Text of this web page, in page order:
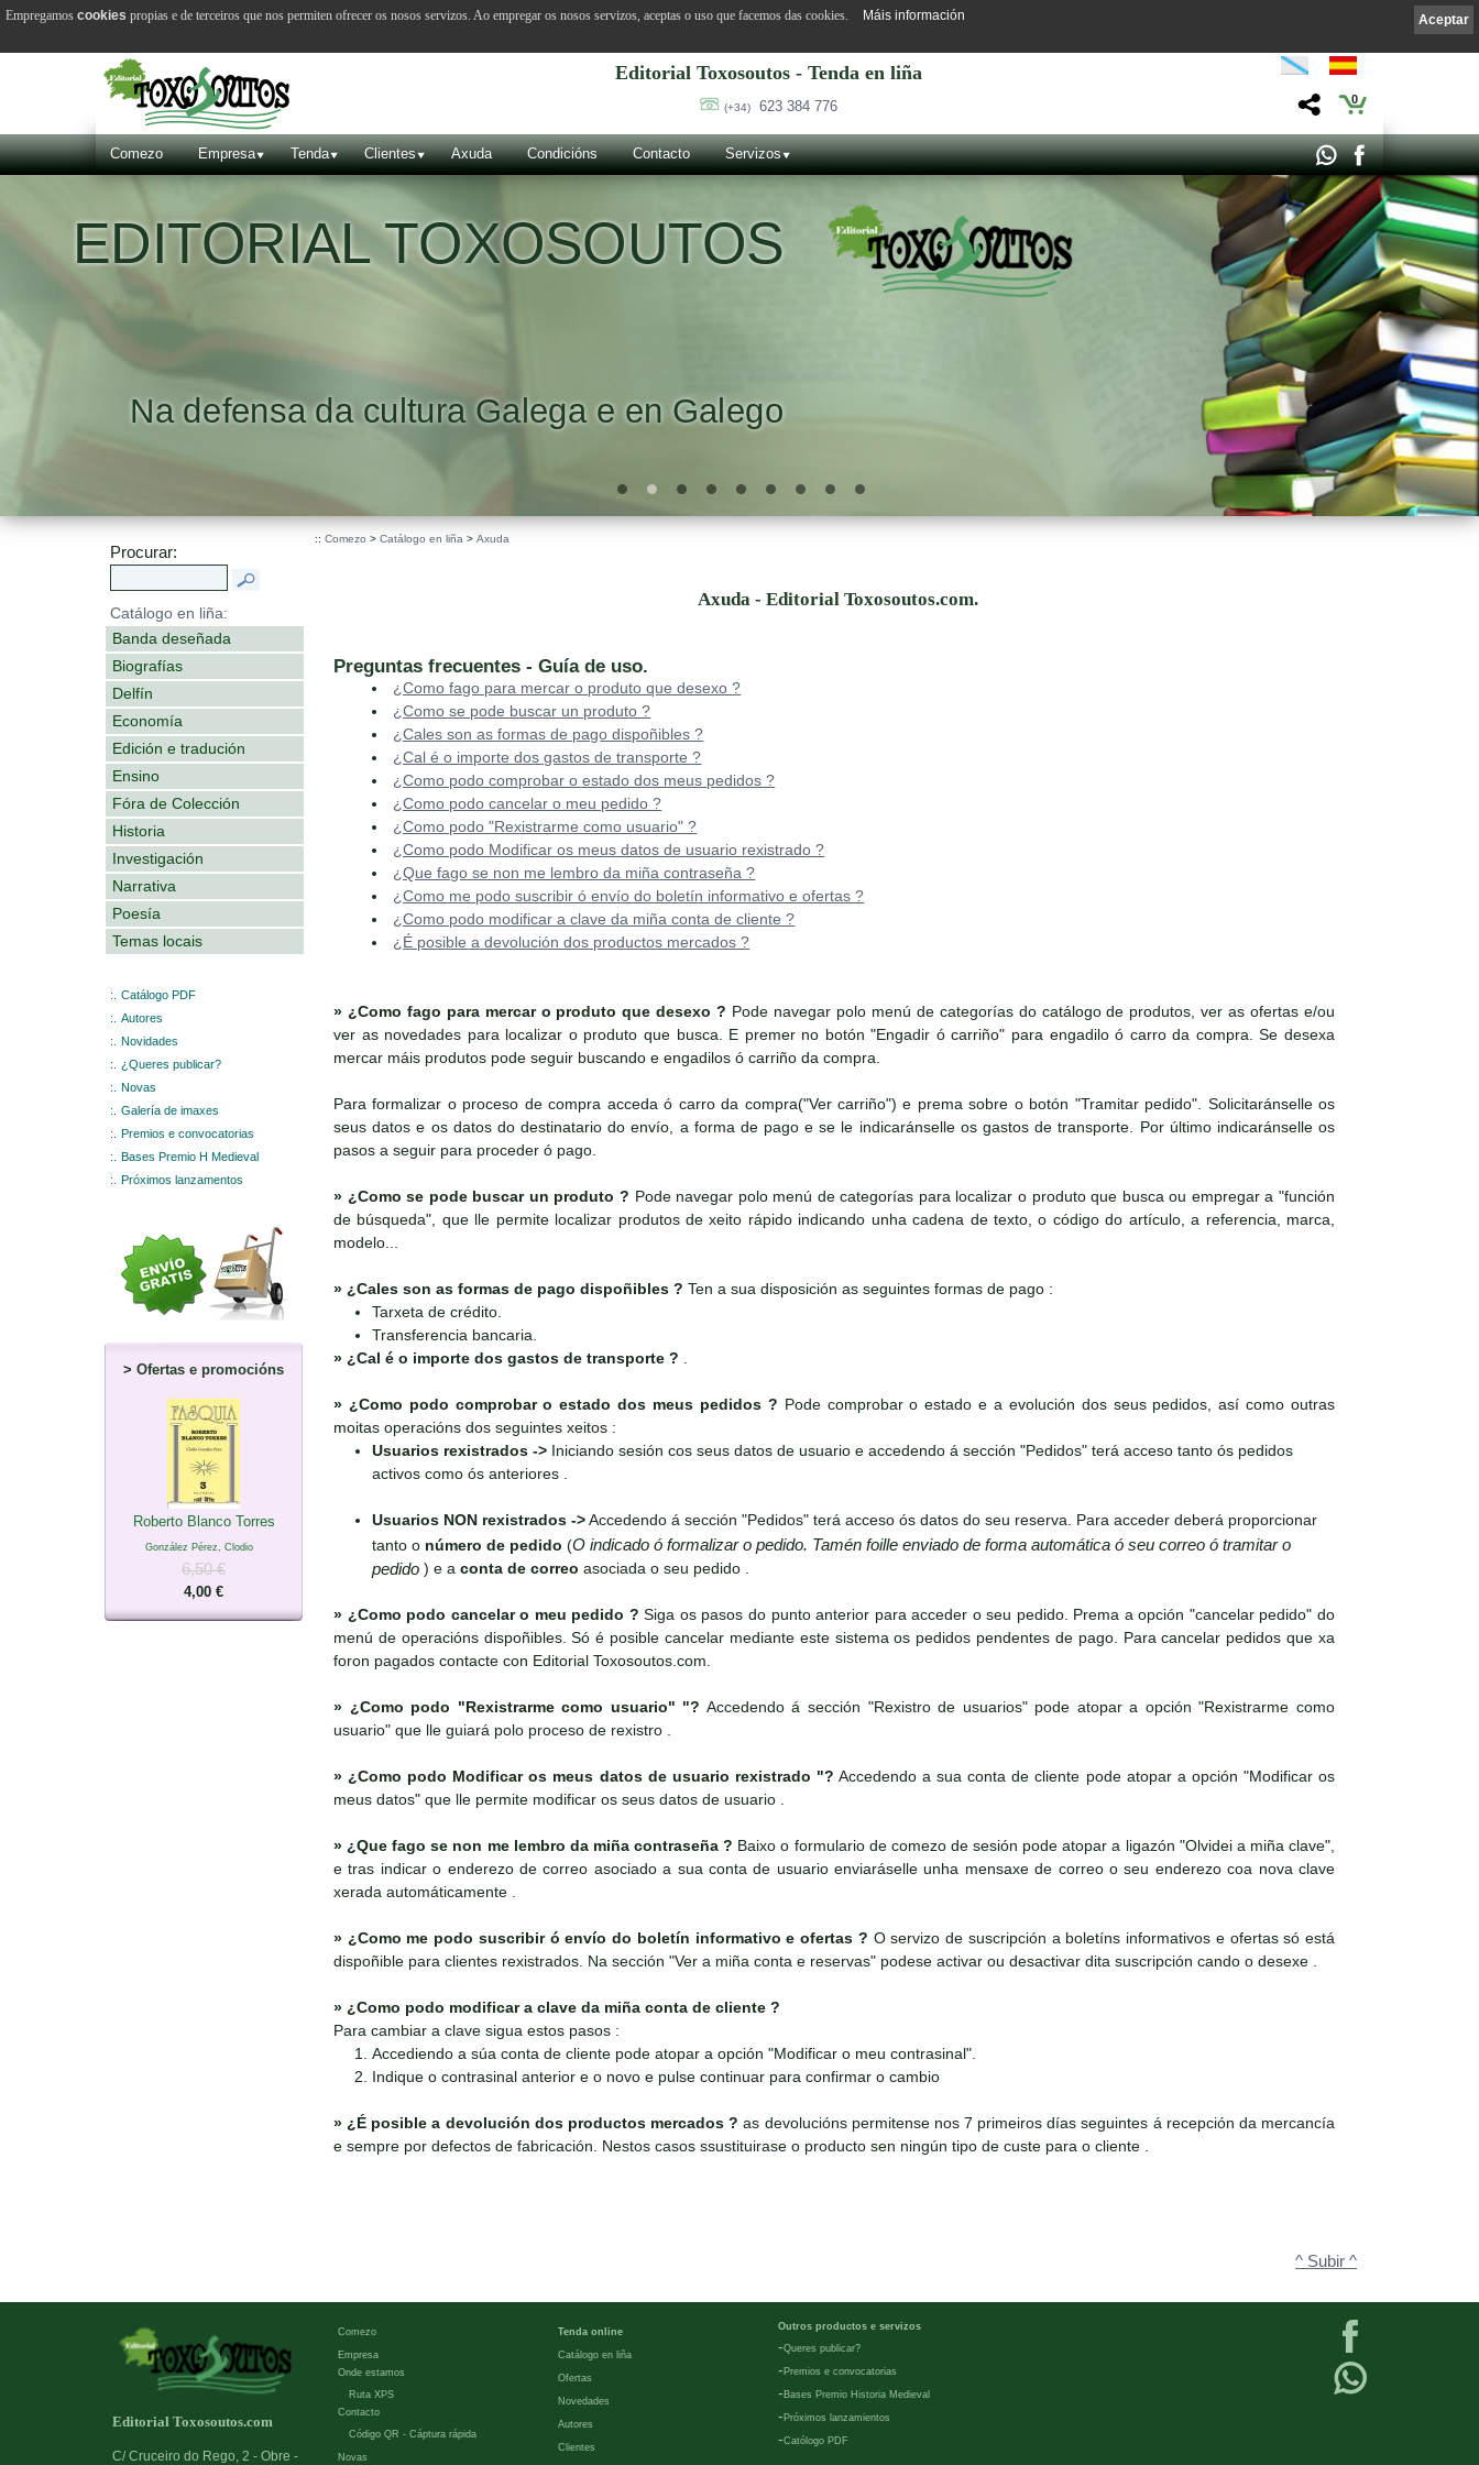
Editorial Toxosoutos - Tenda en liña
(+34) 623 384 776 0
Comezo Empresa Tenda Clientes Axuda Condicións Contacto Servizos
EDITORIAL TOXOSOUTOS
Na defensa da cultura Galega e en Galego
Procurar:
Catálogo en liña:
Banda deseñada
Biografías
Delfín
Economía
Edición e tradución
Ensino
Fóra de Colección
Historia
Investigación
Narrativa
Poesía
Temas locais
:.
Catálogo PDF
:.
Autores
:.
Novidades
:.
¿Queres publicar?
:.
Novas
:.
Galería de imaxes
:.
Premios e convocatorias
:.
Bases Premio H Medieval
:.
Próximos lanzamentos
> Ofertas e promocións
Roberto Blanco Torres
González Pérez, Clodio
6,50 €
4,00 €
:: Comezo > Catálogo en liña > Axuda
Axuda - Editorial Toxosoutos.com.
Preguntas frecuentes - Guía de uso.
¿Como fago para mercar o produto que desexo ?
¿Como se pode buscar un produto ?
¿Cales son as formas de pago dispoñibles ?
¿Cal é o importe dos gastos de transporte ?
¿Como podo comprobar o estado dos meus pedidos ?
¿Como podo cancelar o meu pedido ?
¿Como podo "Rexistrarme como usuario" ?
¿Como podo Modificar os meus datos de usuario rexistrado ?
¿Que fago se non me lembro da miña contraseña ?
¿Como me podo suscribir ó envío do boletín informativo e ofertas ?
¿Como podo modificar a clave da miña conta de cliente ?
¿É posible a devolución dos productos mercados ?
» ¿Como fago para mercar o produto que desexo ? Pode navegar polo menú de categorías do catálogo de produtos, ver as ofertas e/ou
ver as novedades para localizar o produto que busca. E premer no botón "Engadir ó carriño" para engadilo ó carro da compra. Se desexa
mercar máis produtos pode seguir buscando e engadilos ó carriño da compra.
Para formalizar o proceso de compra acceda ó carro da compra("Ver carriño") e prema sobre o botón "Tramitar pedido". Solicitaránselle os
seus datos e os datos do destinatario do envío, a forma de pago e se le indicaránselle os gastos de transporte. Por último indicaránselle os
pasos a seguir para proceder ó pago.
» ¿Como se pode buscar un produto ? Pode navegar polo menú de categorías para localizar o produto que busca ou empregar a "función
de búsqueda", que lle permite localizar produtos de xeito rápido indicando unha cadena de texto, o código do artículo, a referencia, marca,
modelo...
» ¿Cales son as formas de pago dispoñibles ? Ten a sua disposición as seguintes formas de pago :
Tarxeta de crédito.
Transferencia bancaria.
» ¿Cal é o importe dos gastos de transporte ?
» ¿Como podo comprobar o estado dos meus pedidos ? Pode comprobar o estado e a evolución dos seus pedidos, así como outras
moitas operacións dos seguintes xeitos :
Usuarios rexistrados -> Iniciando sesión cos seus datos de usuario e accedendo á sección "Pedidos" terá acceso tanto ós pedidos
activos como ós anteriores .
Usuarios NON rexistrados ->Accedendo á sección "Pedidos" terá acceso ós datos do seu reserva. Para acceder deberá proporcionar
tanto o número de pedido (O indicado ó formalizar o pedido. Tamén foille enviado de forma automática ó seu correo ó tramitar o
pedido ) e a conta de correo asociada o seu pedido .
» ¿Como podo cancelar o meu pedido ? Siga os pasos do punto anterior para acceder o seu pedido. Prema a opción "cancelar pedido" do
menú de operacións dispoñibles. Só é posible cancelar mediante este sistema os pedidos pendentes de pago. Para cancelar pedidos que xa
foron pagados contacte con Editorial Toxosoutos.com.
» ¿Como podo "Rexistrarme como usuario" "? Accedendo á sección "Rexistro de usuarios" pode atopar a opción "Rexistrarme como
usuario" que lle guiará polo proceso de rexistro .
» ¿Como podo Modificar os meus datos de usuario rexistrado "? Accedendo a sua conta de cliente pode atopar a opción "Modificar os
meus datos" que lle permite modificar os seus datos de usuario .
» ¿Que fago se non me lembro da miña contraseña ? Baixo o formulario de comezo de sesión pode atopar a ligazón "Olvidei a miña clave",
e tras indicar o enderezo de correo asociado a sua conta de usuario enviaráselle unha mensaxe de correo o seu enderezo coa nova clave
xerada automáticamente .
» ¿Como me podo suscribir ó envío do boletín informativo e ofertas ? O servizo de suscripción a boletíns informativos e ofertas só está
dispoñible para clientes rexistrados. Na sección "Ver a miña conta e reservas" podese activar ou desactivar dita suscripción cando o desexe .
» ¿Como podo modificar a clave da miña conta de cliente ?
Para cambiar a clave sigua estos pasos :
Accediendo a súa conta de cliente pode atopar a opción "Modificar o meu contrasinal".
Indique o contrasinal anterior e o novo e pulse continuar para confirmar o cambio
» ¿É posible a devolución dos productos mercados ? as devolucións permitense nos 7 primeiros días seguintes á recepción da mercancía
e sempre por defectos de fabricación. Nestos casos ssustituirase o producto sen ningún tipo de custe para o cliente .
^ Subir ^
Editorial Toxosoutos.com
C/ Cruceiro do Rego, 2 - Obre -
Comezo
Empresa
Onde estamos
Ruta XPS
Contacto
Código QR - Cáptura rápida
Novas
Tenda online
Catálogo en liña
Ofertas
Novedades
Autores
Clientes
Outros productos e servizos
-Queres publicar?
- Premios e convocatorias
- Bases Premio Historia Medieval
- Próximos lanzamientos
-Católogo PDF
Aceptar
Empregamos cookies propias e de terceiros que nos permiten ofrecer os nosos servizos. Ao empregar os nosos servizos, aceptas o uso que facemos das cookies. Máis información